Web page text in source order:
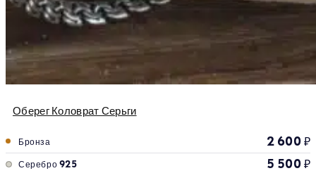
Оберег Коловрат Серьги
Бронза 2 600₽
Серебро 925 5 500₽